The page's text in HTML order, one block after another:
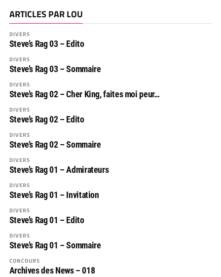
ARTICLES PAR LOU
DIVERS
Steve’s Rag 03 – Edito
DIVERS
Steve’s Rag 03 – Sommaire
DIVERS
Steve’s Rag 02 – Cher King, faites moi peur…
DIVERS
Steve’s Rag 02 – Edito
DIVERS
Steve’s Rag 02 – Sommaire
DIVERS
Steve’s Rag 01 – Admirateurs
DIVERS
Steve’s Rag 01 – Invitation
DIVERS
Steve’s Rag 01 – Edito
DIVERS
Steve’s Rag 01 – Sommaire
CONCOURS
Archives des News – 018